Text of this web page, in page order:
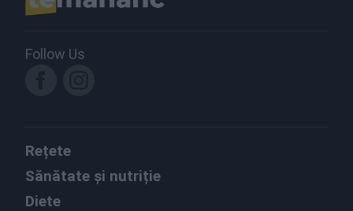
Follow Us
Rețete
Sănătate și nutriție
Diete